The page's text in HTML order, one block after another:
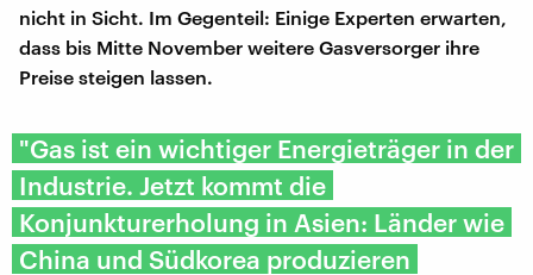
nicht in Sicht. Im Gegenteil: Einige Experten erwarten,
dass bis Mitte November weitere Gasversorger ihre
Preise steigen lassen.
"Gas ist ein wichtiger Energieträger in der
Industrie. Jetzt kommt die
Konjunkturerholung in Asien: Länder wie
China und Südkorea produzieren